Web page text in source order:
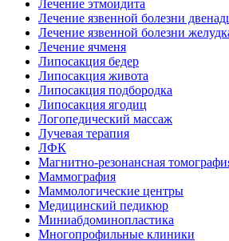
Лечение этмоидита
Лечение язвенной болезни
Лечение язвенной болезни
Лечение ячменя
Липосакция бедер
Липосакция живота
Липосакция подбородка
Липосакция ягодиц
Логопедический массаж
Лучевая терапия
ЛФК
Магнитно-резонансная
Маммография
Маммологические центры
Медицинский педикюр
Миниабдоминопластика
Многопрофильные клиники